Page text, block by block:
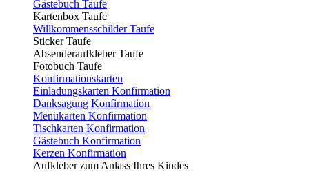
Gästebuch Taufe
Kartenbox Taufe
Willkommensschilder Taufe
Sticker Taufe
Absenderaufkleber Taufe
Fotobuch Taufe
Konfirmationskarten
Einladungskarten Konfirmation
Danksagung Konfirmation
Menükarten Konfirmation
Tischkarten Konfirmation
Gästebuch Konfirmation
Kerzen Konfirmation
Aufkleber zum Anlass Ihres Kindes